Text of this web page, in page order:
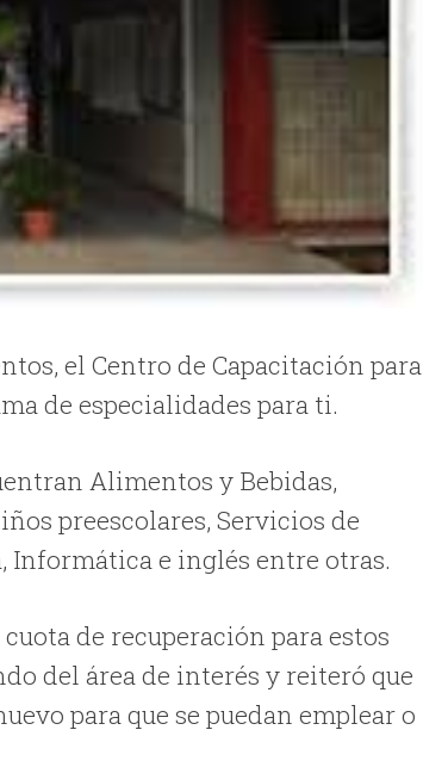
el Centro de Capacitación para
de especialidades para ti.
Alimentos y Bebidas,
preescolares, Servicios de
e inglés entre otras.
de recuperación para estos
del área de interés y reiteró que
para que se puedan emplear o